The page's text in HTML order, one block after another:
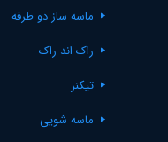
ماسه ساز دو طرفه
راک اند راک
تیکنر
ماسه شویی